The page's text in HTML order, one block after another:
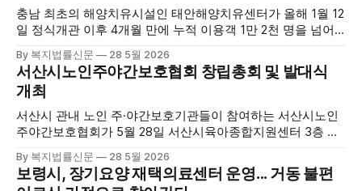
충남 최초의 해양치유시설인 태안해양치유센터가 올해 1월 12
일 정식개관 이후 4개월 만에 누적 이용객 1만 2천 명을 넘어
양자원을 활용한 맞춤형 프로그램과 차별화된 웰니스 콘텐츠
를 선보이며 관광객과 군민의 발길을 끌고 있다. 센터는 염지
하수, 피트 등 태안의 청정 해양자원을 활용해 몸과 마음의 회
복을 돕는 다양한 프로그램을 운영하고
By 복지법률신문 28 5월 2026
서산시노인주야간보호협회 창립총회 및 발대식
개최
서산시 관내 노인 주·야간보호기관들이 참여하는 서산시노인
주야간보호협회가 5월 28일 서산시육아종합지원센터 3층 공
행사에는 서산시 관내 주·야간보호기관 관계자와 종사자, 유관
기관 내빈 등 약 100여명이 참석했으며, 서산시청 관계자, 서
By 복지법률신문 28 5월 2026
보령시, 장기요양 재택의료센터 운영... 거동 불편